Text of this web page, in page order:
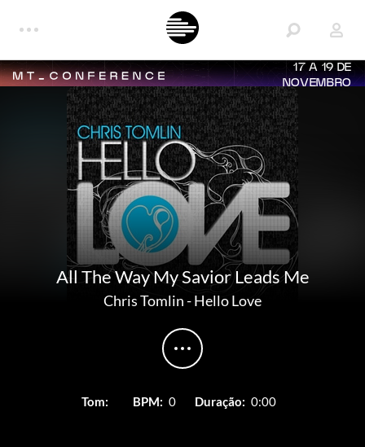
17 A 19 DE
NOVEMBRO
All The Way My Savior Leads Me
Chris Tomlin-Hello Love
Tom: BPM: 0 Duração: 0:00